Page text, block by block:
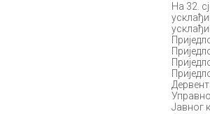
На 32.
Јавног